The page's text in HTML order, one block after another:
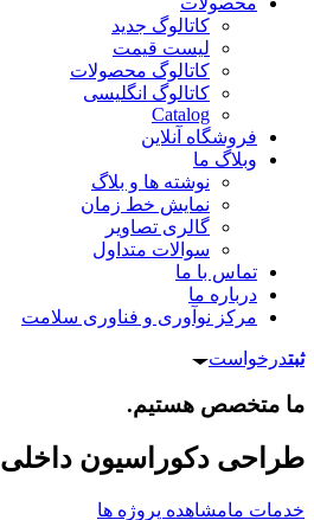
کاتالوگ جدید
لیست قیمت
کاتالوگ محصولات
کاتالوگ انگلیسی
Catalog
فروشگاه آنلاین
وبلاگ ما
نوشته ها و بلاگ
نمایش خط زمان
گالری تصاویر
سوالات متداول
تماس با ما
درباره ما
مرکز نوآوری و فناوری سلامت
ثبتدرخواست
ما متخصص هستیم.
طراحی دکوراسیون داخلی
خدمات مامشاهده پروژه ها